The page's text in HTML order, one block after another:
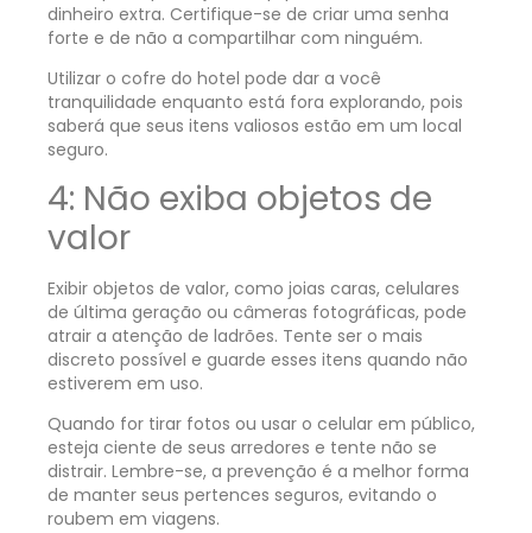
dinheiro extra. Certifique-se de criar uma senha
forte e de não a compartilhar com ninguém.
Utilizar o cofre do hotel pode dar a você
tranquilidade enquanto está fora explorando, pois
saberá que seus itens valiosos estão em um local
seguro.
4: Não exiba objetos de
valor
Exibir objetos de valor, como joias caras, celulares
de última geração ou câmeras fotográficas, pode
atrair a atenção de ladrões. Tente ser o mais
discreto possível e guarde esses itens quando não
estiverem em uso.
Quando for tirar fotos ou usar o celular em público,
esteja ciente de seus arredores e tente não se
distrair. Lembre-se, a prevenção é a melhor forma
de manter seus pertences seguros, evitando o
roubem em viagens.